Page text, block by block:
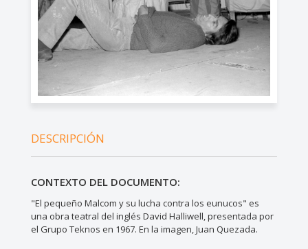
DESCRIPCIÓN
CONTEXTO DEL DOCUMENTO:
"El pequeño Malcom y su lucha contra los eunucos" es
una obra teatral del inglés David Halliwell, presentada por
el Grupo Teknos en 1967. En la imagen, Juan Quezada.